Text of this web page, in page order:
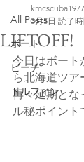
All Posts
ボート
ビーチ
ドルフィン
LIFTOFF!
kmcscuba1977
3月5日 読了
今日はボート
ら北海道ツ
再々延期とな
ル秘ポイント